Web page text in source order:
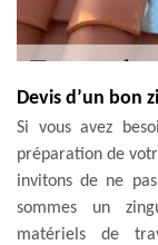
Devis d’un bon
Si vous avez
préparation de
invitons de ne
sommes un
matériels de